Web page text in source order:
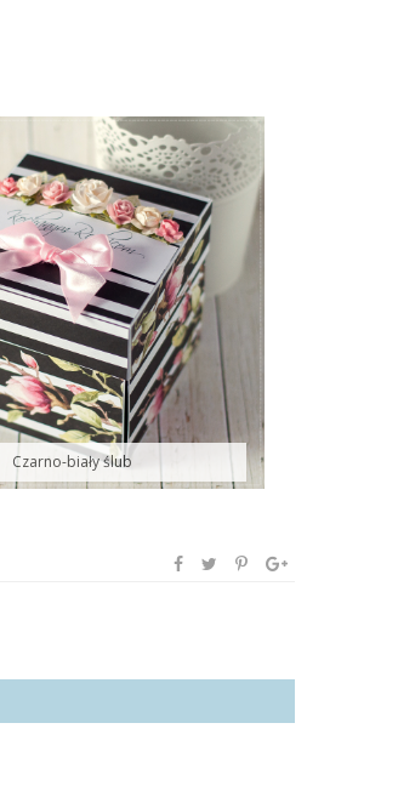
Czarno-biały ślub